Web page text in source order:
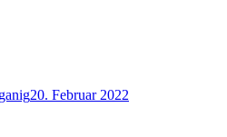
20. Februar 2022